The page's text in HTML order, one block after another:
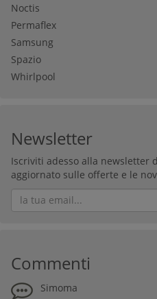
Noctis
Permaflex
Samsung
Spazio
Whirlpool
Newsletter
Iscriviti adesso alla newsletter
aggiornato sulle offerte e le
Commenti
Simoma